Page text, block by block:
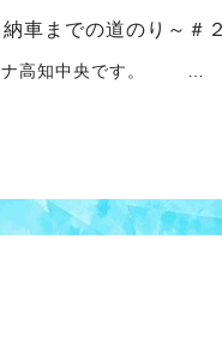
車までの道のり～＃
高知中央です。 …